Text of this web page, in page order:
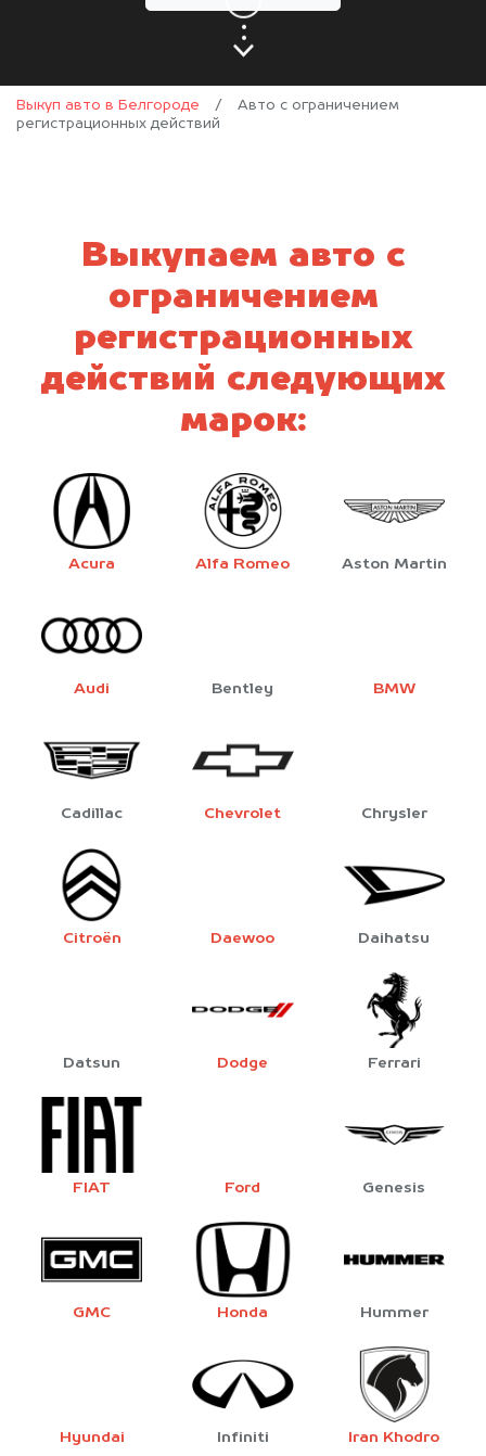
Выкуп авто в Белгороде /
Авто с ограничением
регистрационных действий
Выкупаем авто с
ограничением
регистрационных
действий следующих
марок:
Acura Alfa Romeo Aston Martin
Audi Bentley BMW
Cadillac Chevrolet Chrysler
Citroën Daewoo Daihatsu
Datsun Dodge Ferrari
FIAT Ford Genesis
GMC Honda Hummer
Hyundai Infiniti Iran Khodro